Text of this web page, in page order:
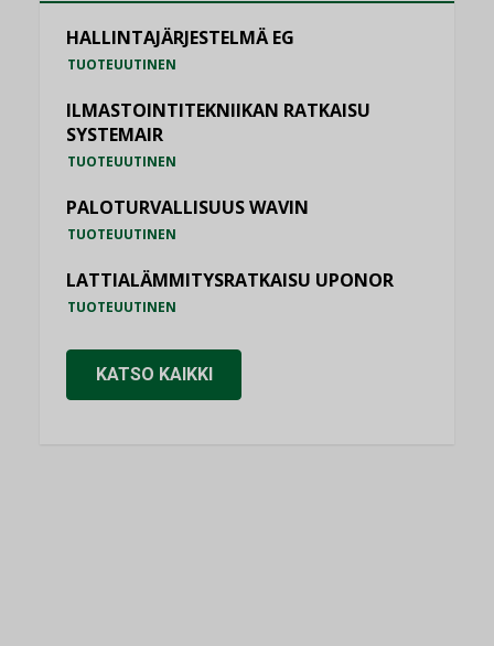
HALLINTAJÄRJESTELMÄ EG
TUOTEUUTINEN
ILMASTOINTITEKNIIKAN RATKAISU
SYSTEMAIR
TUOTEUUTINEN
PALOTURVALLISUUS WAVIN
TUOTEUUTINEN
LATTIALÄMMITYSRATKAISU UPONOR
TUOTEUUTINEN
KATSO KAIKKI